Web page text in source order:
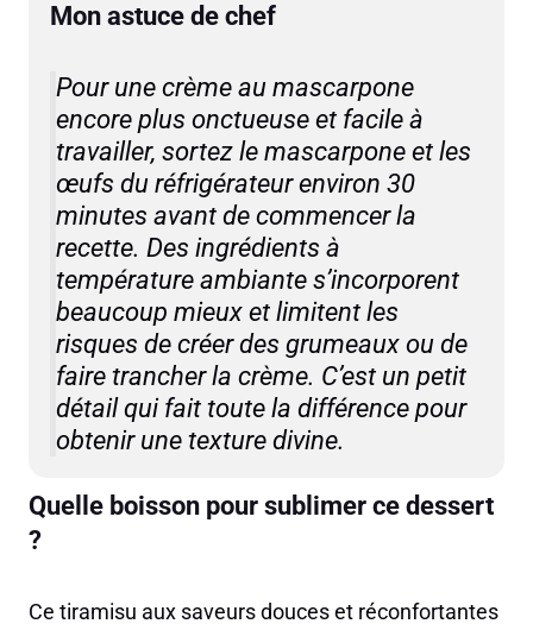
Mon astuce de chef
Pour une crème au mascarpone
encore plus onctueuse et facile à
travailler, sortez le mascarpone et les
œufs du réfrigérateur environ 30
minutes avant de commencer la
recette. Des ingrédients à
température ambiante s’incorporent
beaucoup mieux et limitent les
risques de créer des grumeaux ou de
faire trancher la crème. C’est un petit
détail qui fait toute la différence pour
obtenir une texture divine.
Quelle boisson pour sublimer ce dessert
?
Ce tiramisu aux saveurs douces et réconfortantes